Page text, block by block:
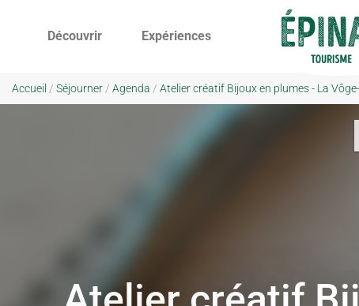
Découvrir Expériences
Accueil / Séjourner / Agenda / Atelier créatif Bijoux en plumes - La